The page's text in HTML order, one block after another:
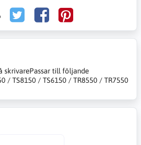
skrivarePassar till följande
/ TS8150 / TS6150 / TR8550 / TR7550